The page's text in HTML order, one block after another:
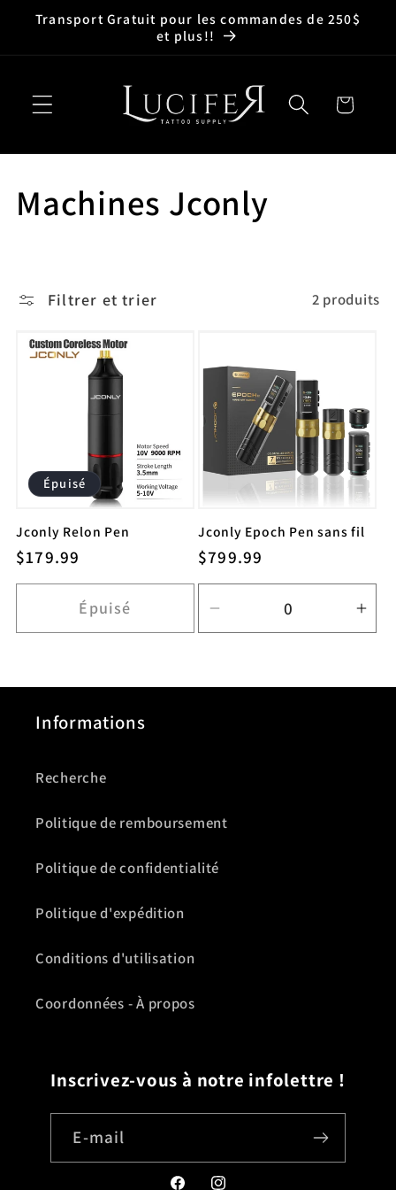
passer
Transport Gratuit pour les commandes de 250$
et plus!!
Panier
C
l
o
n
:
Machines Jconly
Filtrer et trier 2 produits
Épuisé
Jconly Relon Pen
Prix
habituel
$179.99
Épuisé
Jconly Epoch Pen sans fil
Prix
habituel
$799.99
la
de
la
de
Informations
Recherche
Politique de remboursement
Politique de confidentialité
Politique d'expédition
Conditions d'utilisation
Coordonnées - À propos
Inscrivez-vous à notre infolettre !
E-mail